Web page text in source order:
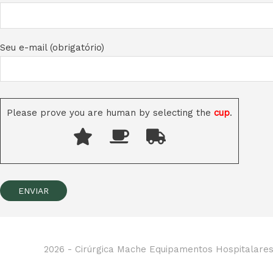
Seu e-mail (obrigatório)
Please prove you are human by selecting the cup.
2026 - Cirúrgica Mache Equipamentos Hospitalares